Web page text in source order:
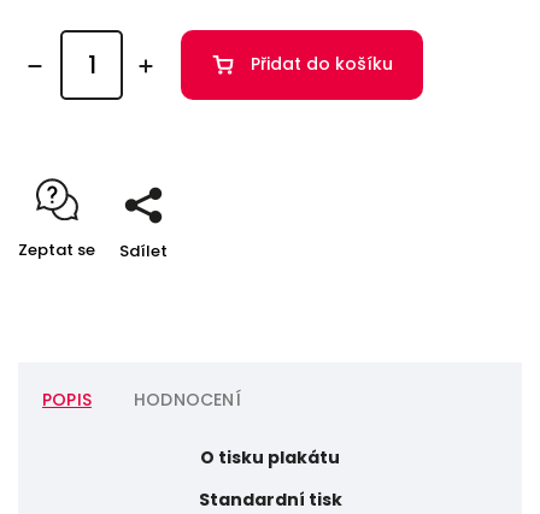
Přidat do košíku
Zeptat se Sdílet
POPIS HODNOCENÍ
O tisku plakátu
Standardní tisk